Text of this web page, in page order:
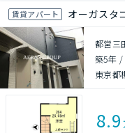
賃貸アパート オーガスタ
都営三
築5年 /
東京都
8.9